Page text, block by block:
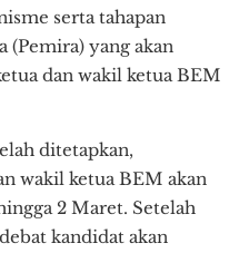
serta tahapan
(Pemira) yang akan
dan wakil ketua BEM
ditetapkan,
wakil ketua BEM akan
2 Maret. Setelah
kandidat akan